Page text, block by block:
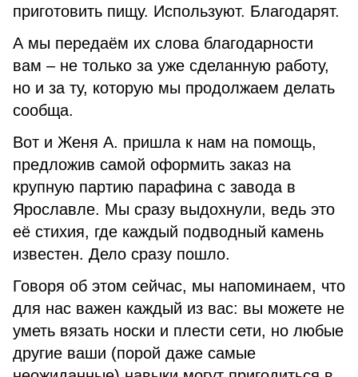
приготовить пищу. Используют. Благодарят.
А мы передаём их слова благодарности
вам – не только за уже сделанную работу,
но и за ту, которую мы продолжаем делать
сообща.
Вот и Женя А. пришла к нам на помощь,
предложив самой оформить заказ на
крупную партию парафина с завода в
Ярославле. Мы сразу выдохнули, ведь это
её стихия, где каждый подводный камень
известен. Дело сразу пошло.
Говоря об этом сейчас, мы напоминаем, что
для нас важен каждый из вас: вы можете не
уметь вязать носки и плести сети, но любые
другие ваши (порой даже самые